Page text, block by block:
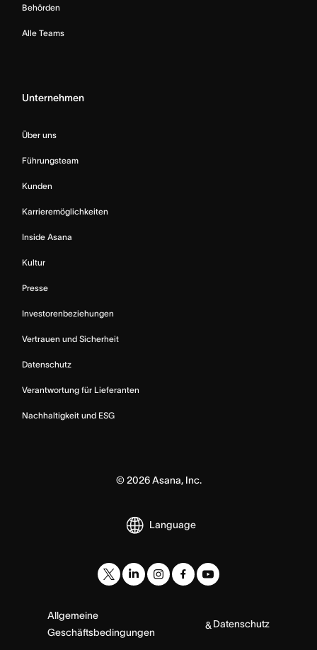
Behörden
Alle Teams
Unternehmen
Über uns
Führungsteam
Kunden
Karrieremöglichkeiten
Inside Asana
Kultur
Presse
Investorenbeziehungen
Vertrauen und Sicherheit
Datenschutz
Verantwortung für Lieferanten
Nachhaltigkeit und ESG
© 2026Asana, Inc.
Language
Allgemeine
Geschäftsbedingungen
& Datenschutz